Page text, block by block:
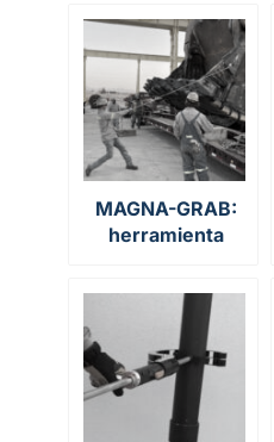
magnéticas manos
libres para la
manipulación de
piezas y cargas
metálicas
MAGNA-GRAB:
herramienta
manipulación de
cargas y
recuperación de
objetos caídos
(dropped objects)